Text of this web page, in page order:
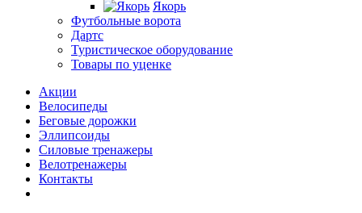
Якорь
Футбольные ворота
Дартс
Туристическое оборудование
Товары по уценке
Акции
Велосипеды
Беговые дорожки
Эллипсоиды
Силовые тренажеры
Велотренажеры
Контакты